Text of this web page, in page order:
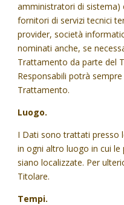
amministratori di
fornitori di servizi tecnici
provider, società
nominati anche, se
Trattamento da parte del
Responsabili potrà
Trattamento.
Luogo.
I Dati sono trattati presso
in ogni altro luogo in cui
siano localizzate. Per
Titolare.
Tempi.